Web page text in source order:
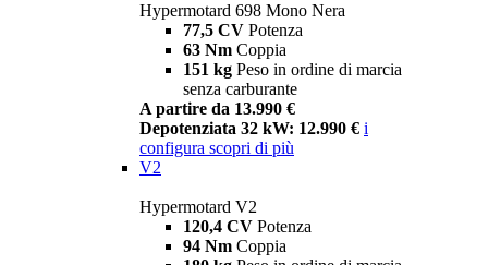
Hypermotard 698 Mono Nera
77,5 CV Potenza
63 Nm Coppia
151 kg Peso in ordine di marcia
senza carburante
A partire da 13.990 €
Depotenziata 32 kW: 12.990 € i
configura scopri di più
V2
Hypermotard V2
120,4 CV Potenza
94 Nm Coppia